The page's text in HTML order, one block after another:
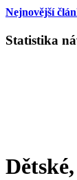
Nejnovější
Statistika